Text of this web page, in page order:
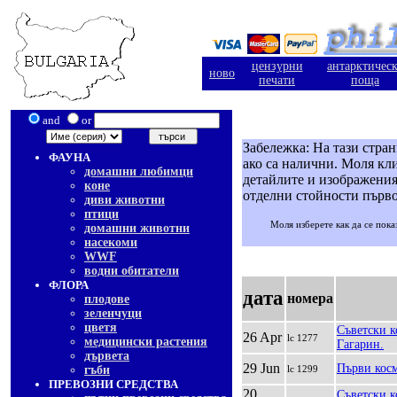
ново
цензурни
печати
поща
and or
ФАУНА
домашни любимци
коне
диви животни
птици
домашни животни
насекоми
WWF
водни обитатели
ФЛОРА
плодове
зеленчуци
цветя
медицински растения
дървета
гъби
ПРЕВОЗНИ СРЕДСТВА
Забележка: На тази
ако са налични. Моля
детайлите и
отделни стойности
Моля изберете как да се
дата номера
26 Apr lc 1277
Съветски
Гагарин.
29 Jun lc 1299 Първи
20